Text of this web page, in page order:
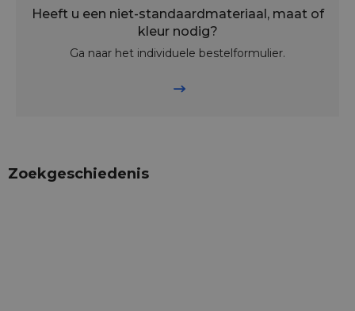
Heeft u een niet-standaardmateriaal, maat of
kleur nodig?
Ga naar het individuele bestelformulier.
Zoekgeschiedenis